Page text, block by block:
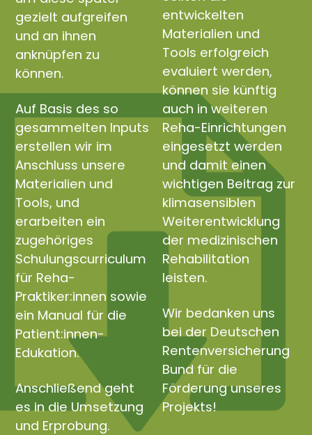
gezielt aufgreifen
und an ihnen
anknüpfen zu
können.
Auf Basis des so
gesammelten Inputs
erstellen wir im
Anschluss unsere
Materialien und
Tools, und
erarbeiten ein
zugehöriges
Schulungscurriculum
für Reha-
Praktiker:innen sowie
ein Manual für die
Patient:innen-
Edukation.
Anschließend geht
es in die Umsetzung
und Erprobung.
entwickelten
Materialien und
Tools erfolgreich
evaluiert werden,
können sie künftig
auch in weiteren
Reha-Einrichtungen
eingesetzt werden
und damit einen
wichtigen Beitrag zur
klimasensiblen
Weiterentwicklung
der medizinischen
Rehabilitation
leisten.
Wir bedanken uns
bei der Deutschen
Rentenversicherung
Bund für die
Förderung unseres
Projekts!